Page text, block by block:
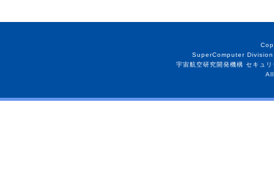
SuperComputer
宇宙航空研究開発機構 セキュ